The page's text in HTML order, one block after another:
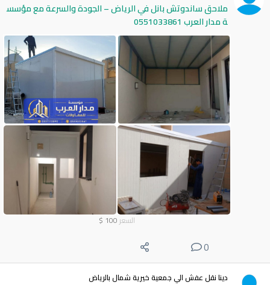
ملاحق ساندوتش بانل في الرياض – الجودة والسرعة مع مؤسس
ة مدار العرب 0551033861
السعر 100
$
0
دينا نقل عفش الي جمعية خيرية شمال بالرياض